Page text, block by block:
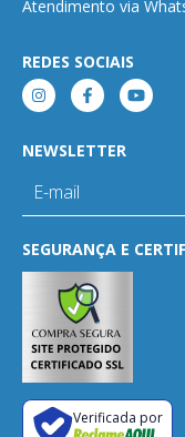
Atendimento via
REDES SOCIAIS
NEWSLETTER
SEGURANÇA E
Verificada por